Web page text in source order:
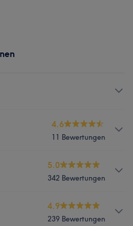
4.6
11 Bewertungen
5.0
342 Bewertungen
Coloristin Linda ist
4.9
239 Bewertungen